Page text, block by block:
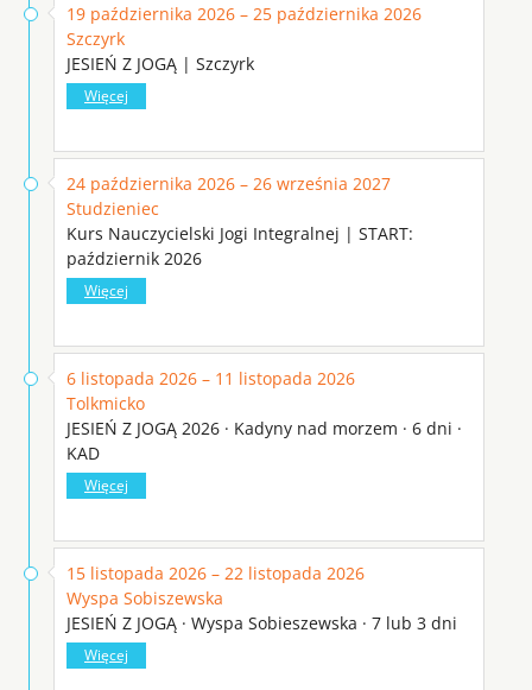
19 października 2026 – 25 października 2026
Szczyrk
JESIEŃ Z JOGĄ | Szczyrk
Więcej
24 października 2026 – 26 września 2027
Studzieniec
Kurs Nauczycielski Jogi Integralnej | START:
październik 2026
Więcej
6 listopada 2026 – 11 listopada 2026
Tolkmicko
JESIEŃ Z JOGĄ 2026 · Kadyny nad morzem · 6 dni ·
KAD
Więcej
15 listopada 2026 – 22 listopada 2026
Wyspa Sobiszewska
JESIEŃ Z JOGĄ · Wyspa Sobieszewska · 7 lub 3 dni
Więcej